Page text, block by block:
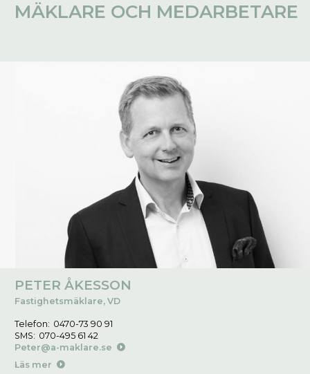
MÄKLARE OCH MEDARBETARE
PETER ÅKESSON
Fastighetsmäklare, VD
Telefon: 0470-73 90 91
SMS: 070-495 61 42
Peter@a-maklare.se
Läs mer